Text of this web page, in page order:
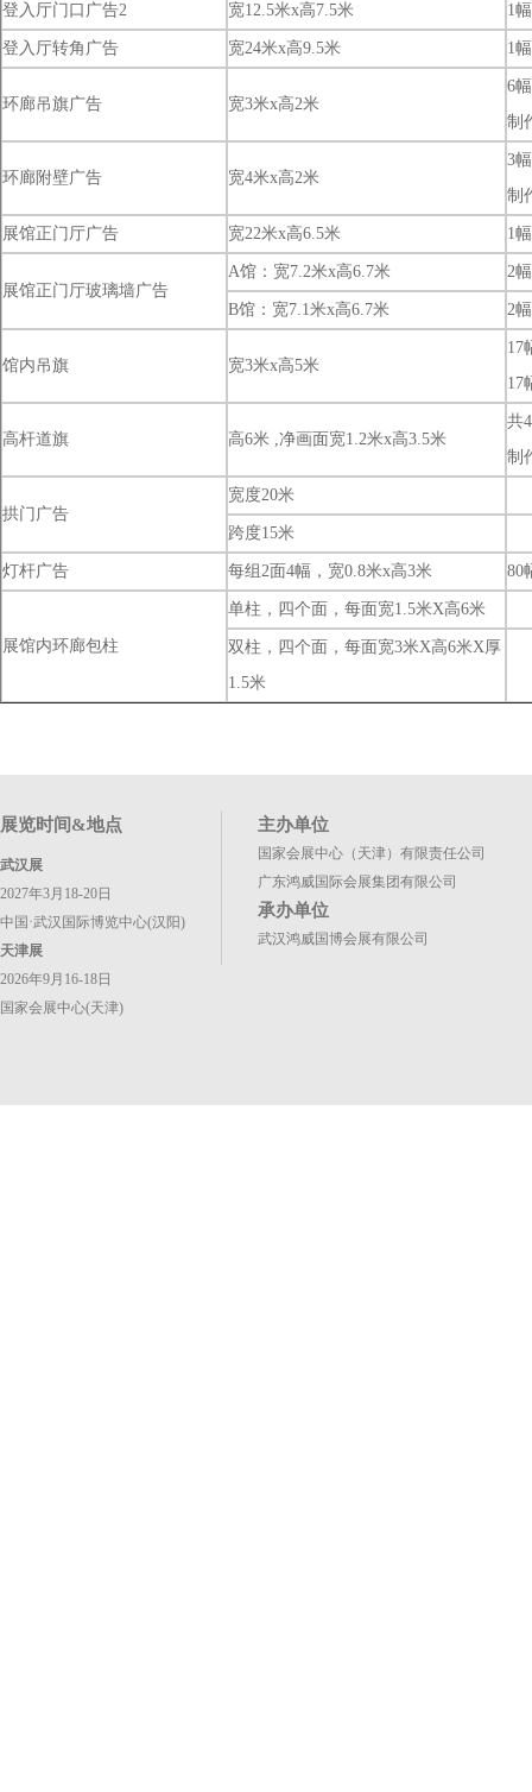
登入厅门口广告2 宽12.5米x高7.5米 1幅
登入厅转角广告 宽24米x高9.5米 1幅
环廊吊旗广告 宽3米x高2米
6
制
环廊附壁广告 宽4米x高2米
3
制
展馆正门厅广告 宽22米x高6.5米 1
展馆正门厅玻璃墙广告
A馆：宽7.2米x高6.7米 2
B馆：宽7.1米x高6.7米 2
馆内吊旗 宽3米x高5米
17
17
高杆道旗 高6米 ,净画面宽1.2米x高3.5米
共
制
拱门广告
宽度20米
跨度15米
灯杆广告 每组2面4幅，宽0.8米x高3米 80
展馆内环廊包柱
单柱，四个面，每面宽1.5米X高6米
双柱，四个面，每面宽3米X高6米X厚
1.5米
展览时间&地点
武汉展
2027年3月18-20日
中国·武汉国际博览中心(汉阳)
天津展
2026年9月16-18日
国家会展中心(天津)
主办单位
国家会展中心（天津）有限责任公司
广东鸿威国际会展集团有限公司
承办单位
武汉鸿威国博会展有限公司